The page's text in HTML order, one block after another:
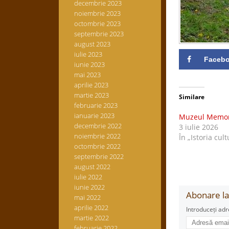
decembrie 2023
noiembrie 2023
octombrie 2023
septembrie 2023
august 2023
iulie 2023
iunie 2023
mai 2023
aprilie 2023
martie 2023
februarie 2023
ianuarie 2023
decembrie 2022
noiembrie 2022
octombrie 2022
septembrie 2022
august 2022
iulie 2022
iunie 2022
mai 2022
aprilie 2022
martie 2022
Similare
Muzeul
3 iulie 2026
În „Istoria
Abonare
Introduceți
Adresă